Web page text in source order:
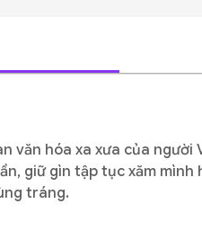
văn hóa xa xưa của
giữ gìn tập tục xăm mình
tráng.